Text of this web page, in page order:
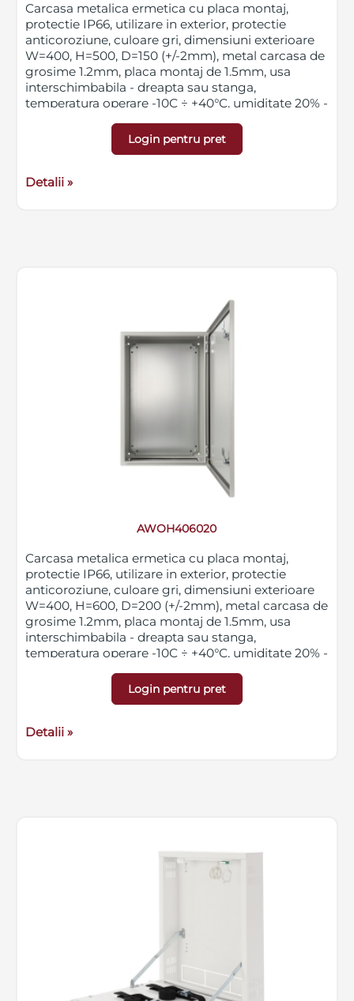
Carcasa metalica ermetica cu placa montaj,
protectie IP66, utilizare in exterior, protectie
anticoroziune, culoare gri, dimensiuni exterioare
W=400, H=500, D=150 (+/-2mm), metal carcasa de
grosime 1.2mm, placa montaj de 1.5mm, usa
interschimbabila - dreapta sau stanga,
temperatura operare -10C ÷ +40°C, umiditate 20% -
Login pentru pret
Detalii »
AWOH406020
Carcasa metalica ermetica cu placa montaj,
protectie IP66, utilizare in exterior, protectie
anticoroziune, culoare gri, dimensiuni exterioare
W=400, H=600, D=200 (+/-2mm), metal carcasa de
grosime 1.2mm, placa montaj de 1.5mm, usa
interschimbabila - dreapta sau stanga,
temperatura operare -10C ÷ +40°C, umiditate 20% -
Login pentru pret
Detalii »